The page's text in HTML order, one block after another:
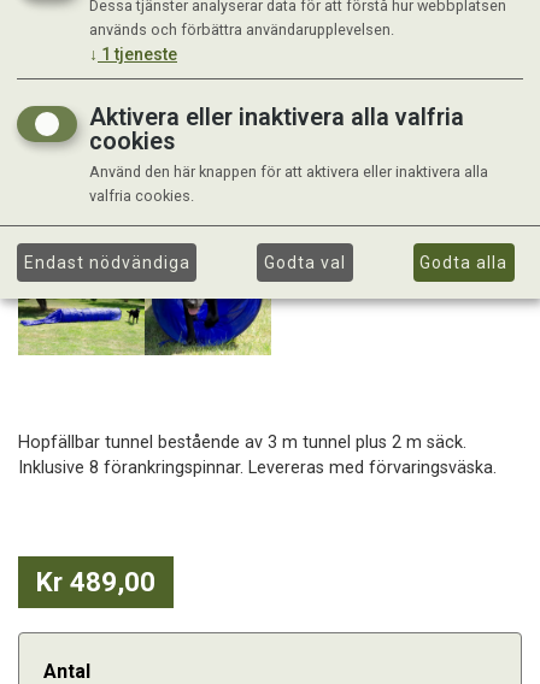
Hopfällbar tunnel bestående av 3 m tunnel plus 2 m säck.
Inklusive 8 förankringspinnar. Levereras med förvaringsväska.
Kr 489,00
Antal
Dessa tjänster analyserar data för att förstå hur webbplatsen
används och förbättra användarupplevelsen.
↓ 1 tjeneste
Aktivera eller inaktivera alla valfria
cookies
Använd den här knappen för att aktivera eller inaktivera alla
valfria cookies.
Endast nödvändiga Godta val Godta alla